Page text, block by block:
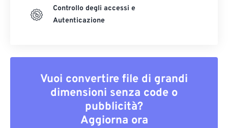
Controllo degli accessi e
Autenticazione
Vuoi convertire file di grandi
dimensioni senza code o
pubblicità?
Aggiorna ora